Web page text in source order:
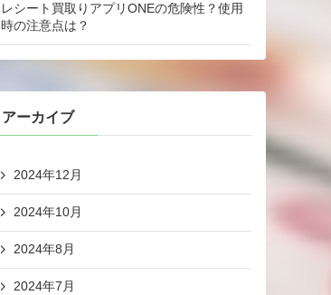
レシート買取りアプリONEの危険性？使用
時の注意点は？
アーカイブ
2024年12月
2024年10月
2024年8月
2024年7月